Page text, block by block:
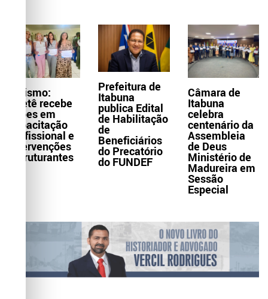
Turismo:
Itaetê recebe
ações em
capacitação
profissional e
intervenções
estruturantes
Prefeitura de
Itabuna
publica Edital
de Habilitação
de
Beneficiários
do Precatório
do FUNDEF
Câmara de
Itabuna
celebra
centenário da
Assembleia
de Deus
Ministério de
Madureira em
Sessão
Especial